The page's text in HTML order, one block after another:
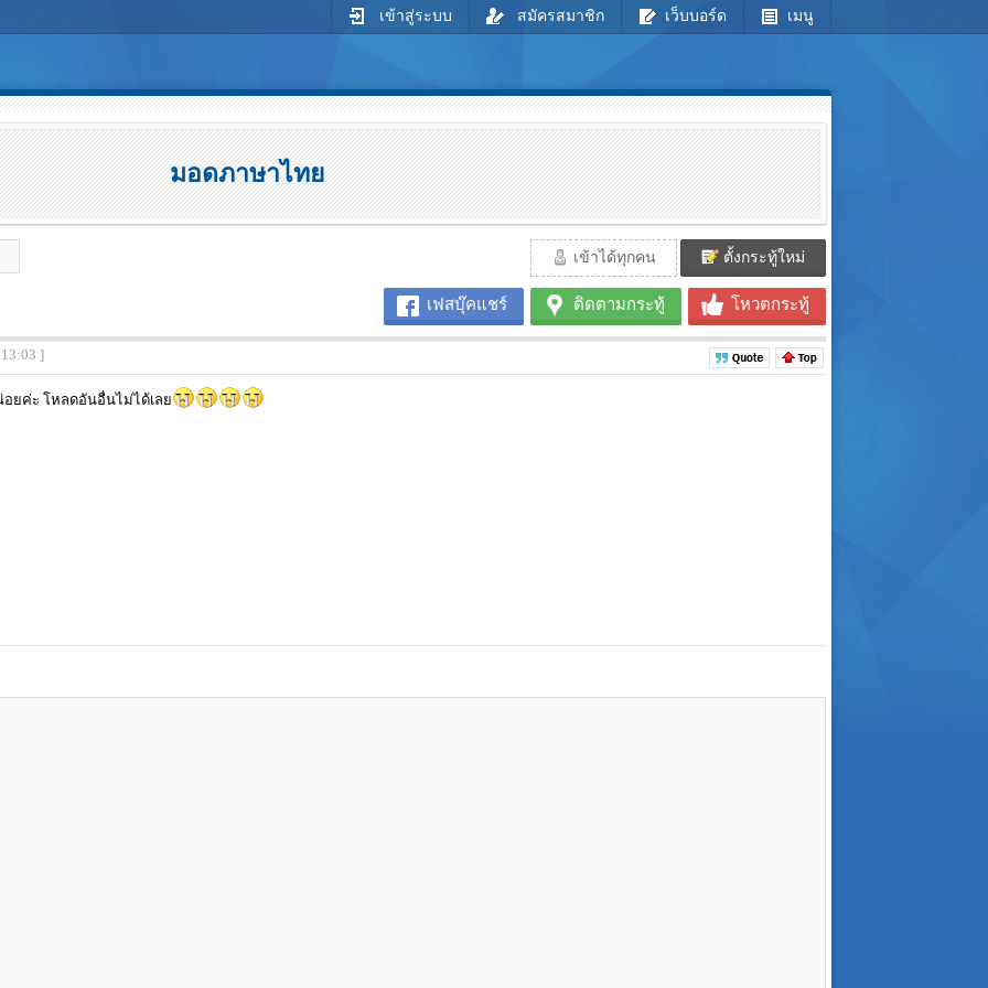
เข้าสู่ระบบ สมัครสมาชิก เว็บบอร์ด เมนู
มอดภาษาไทย
เข้าได้ทุกคน ตั้งกระทู้ใหม่
เฟสบุ๊คแชร์ ติดตามกระทู้ โหวตกระทู้
]
อยค่ะ โหลดอันอื่นไม่ได้เลย